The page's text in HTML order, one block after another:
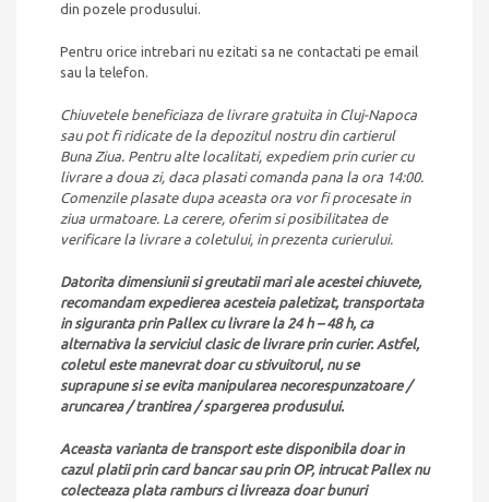
din pozele produsului.
Pentru orice intrebari nu ezitati sa ne contactati pe email
sau la telefon.
Chiuvetele beneficiaza de livrare gratuita in Cluj-Napoca
sau pot fi ridicate de la depozitul nostru din cartierul
Buna Ziua. Pentru alte localitati, expediem prin curier cu
livrare a doua zi, daca plasati comanda pana la ora 14:00.
Comenzile plasate dupa aceasta ora vor fi procesate in
ziua urmatoare. La cerere, oferim si posibilitatea de
verificare la livrare a coletului, in prezenta curierului.
Datorita dimensiunii si greutatii mari ale acestei chiuvete,
recomandam expedierea acesteia paletizat, transportata
in siguranta prin Pallex cu livrare la 24 h – 48 h, ca
alternativa la serviciul clasic de livrare prin curier. Astfel,
coletul este manevrat doar cu stivuitorul, nu se
suprapune si se evita manipularea necorespunzatoare /
aruncarea / trantirea / spargerea produsului.
Aceasta varianta de transport este disponibila doar in
cazul platii prin card bancar sau prin OP, intrucat Pallex nu
colecteaza plata ramburs ci livreaza doar bunuri